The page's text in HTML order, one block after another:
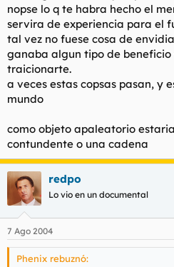
nopse lo q te habra hecho el
servira de experiencia para el
tal vez no fuese cosa de
ganaba algun tipo de
traicionarte.
a veces estas copsas pasan, y
mundo
como objeto apaleatorio
contundente o una cadena
redpo
Lo vio en un documental
7 Ago 2004
Phenix rebuznó: